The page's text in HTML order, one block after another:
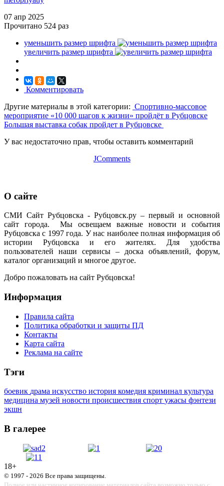
07 апр 2025
Прочитано 524 раз
уменьшить размер шрифта
увеличить размер шрифта
Комментировать
Другие материалы в этой категории: Спортивно-массовое
мероприятие «10 000 шагов к жизни» пройдёт в Рубцовске
Большая выставка собак пройдет в Рубцовске
У вас недостаточно прав, чтобы оставить комментарий
JComments
О сайте
СМИ Сайт Рубцовска - Рубцовск.ру – первый и основной
сайт города. Мы освещаем важные новости и события
Рубцовска с 1997 года. У нас наиболее полная информация об
истории Рубцовска и его жителях. Для удобства
пользователей наши сервисы – доска объявлений, форум,
каталог организаций и многое другое.
Добро пожаловать на сайт Рубцовска!
Информация
Правила сайта
Политика обработки и защиты ПД
Контакты
Карта сайта
Реклама на сайте
Тэги
боевик драма искусство история комедия криминал культура
медицина музей новости происшествия спорт ужасы фэнтези
экшн
В галерее
18+
© 1997 - 2026 Все права защищены.